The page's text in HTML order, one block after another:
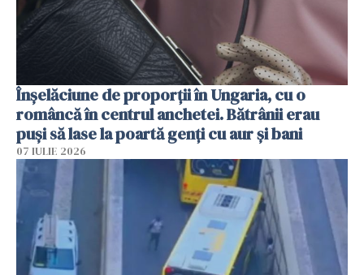
Înșelăciune de proporții în Ungaria, cu o
româncă în centrul anchetei. Bătrânii erau
puși să lase la poartă genți cu aur și bani
07 IULIE 2026